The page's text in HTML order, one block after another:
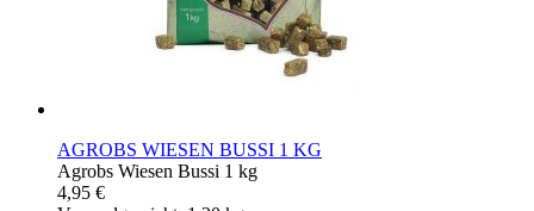
AGROBS WIESEN BUSSI 1 KG
Agrobs Wiesen Bussi 1 kg
4,95 €